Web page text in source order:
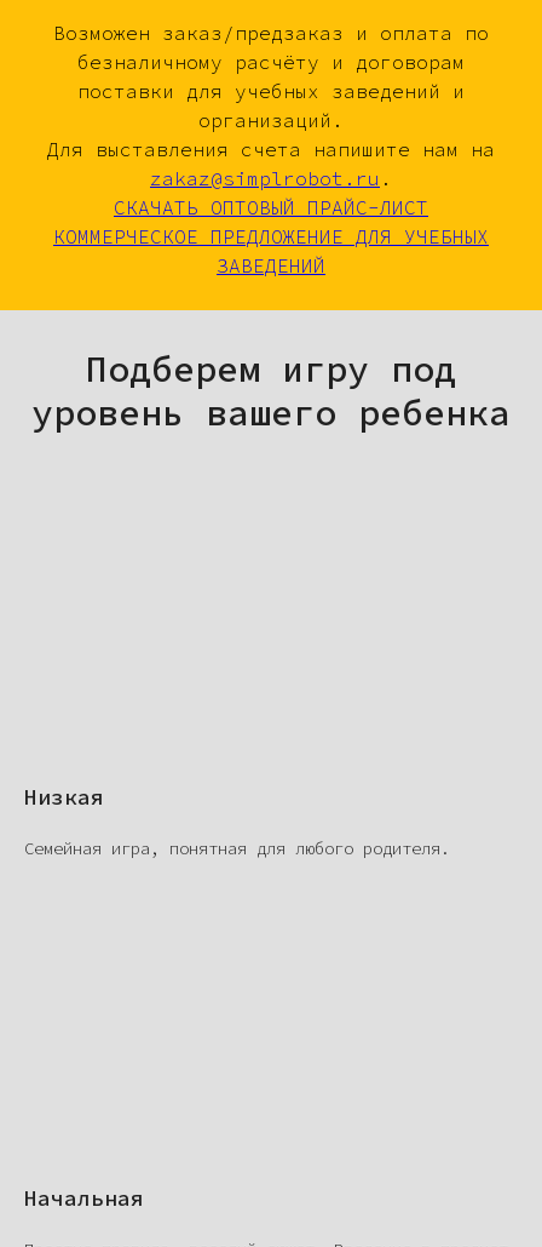
Возможен заказ/предзаказ и оплата по
безналичному расчёту и договорам
поставки для учебных заведений и
организаций.
Для выставления счета напишите нам на
zakaz@simplrobot.ru .
СКАЧАТЬ ОПТОВЫЙ ПРАЙС-ЛИСТ
КОММЕРЧЕСКОЕ ПРЕДЛОЖЕНИЕ ДЛЯ УЧЕБНЫХ
ЗАВЕДЕНИЙ
Подберем игру под
уровень вашего ребенка
Низкая
Семейная игра, понятная для любого родителя.
Начальная